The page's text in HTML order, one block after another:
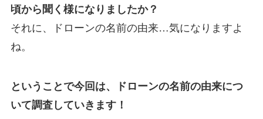
頃から聞く様になりましたか？
それに、ドローンの名前の由来…気になりますよ
ね。
ということで今回は、ドローンの名前の由来につ
いて調査していきます！